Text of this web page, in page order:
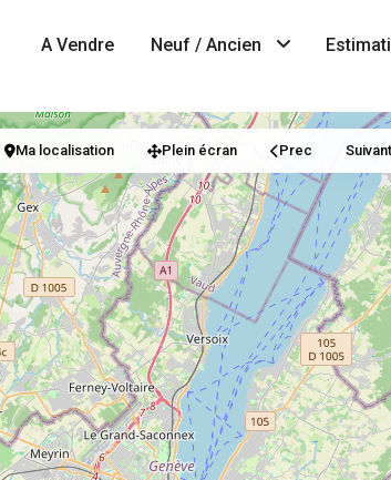
A Vendre Neuf / Ancien
Ma localisation Plein écran Prec Suivant